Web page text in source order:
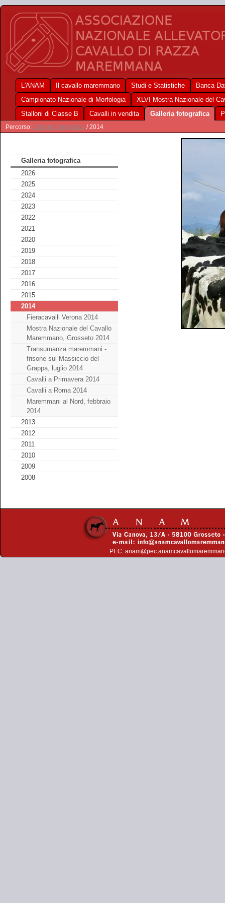
L'ANAM Il cavallo maremmano Studi e Statistiche
Banca
Campionato Nazionale di Morfologia
XLVI Mostra Nazionale del
Stalloni di Classe B
Cavalli in vendita Galleria fotografica
Percorso: Galleria fotografica / 2014
Galleria fotografica
2026
2025
2024
2023
2022
2021
2020
2019
2018
2017
2016
2015
2014
Fieracavalli Verona 2014
Mostra Nazionale del Cavallo
Maremmano, Grosseto 2014
Transumanza maremmani -
frisone sul Massiccio del
Grappa, luglio 2014
Cavalli a Primavera 2014
Cavalli a Roma 2014
Maremmani al Nord, febbraio
2014
2013
2012
2011
2010
2009
2008
PEC: